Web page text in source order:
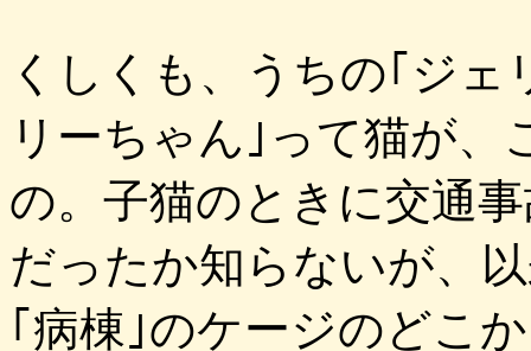
くしくも、うちの｢ジ
リーちゃん｣って猫が
の。子猫のときに交通
だったか知らないが、
｢病棟｣のケージのどこ